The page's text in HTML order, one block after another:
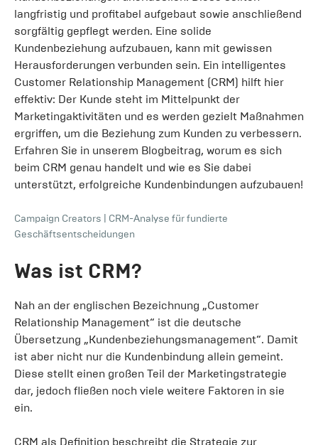
langfristig und profitabel aufgebaut sowie anschließend
sorgfältig gepflegt werden. Eine solide
Kundenbeziehung aufzubauen, kann mit gewissen
Herausforderungen verbunden sein. Ein intelligentes
Customer Relationship Management (CRM) hilft hier
effektiv: Der Kunde steht im Mittelpunkt der
Marketingaktivitäten und es werden gezielt Maßnahmen
ergriffen, um die Beziehung zum Kunden zu verbessern.
Erfahren Sie in unserem Blogbeitrag, worum es sich
beim CRM genau handelt und wie es Sie dabei
unterstützt, erfolgreiche Kundenbindungen aufzubauen!
Campaign Creators
CRM-Analyse für fundierte
Geschäftsentscheidungen
Was ist CRM?
Nah an der englischen Bezeichnung „Customer
Relationship Management“ ist die deutsche
Übersetzung „Kundenbeziehungsmanagement“. Damit
ist aber nicht nur die Kundenbindung allein gemeint.
Diese stellt einen großen Teil der Marketingstrategie
dar, jedoch fließen noch viele weitere Faktoren in sie
ein.
CRM als Definition beschreibt die Strategie zur